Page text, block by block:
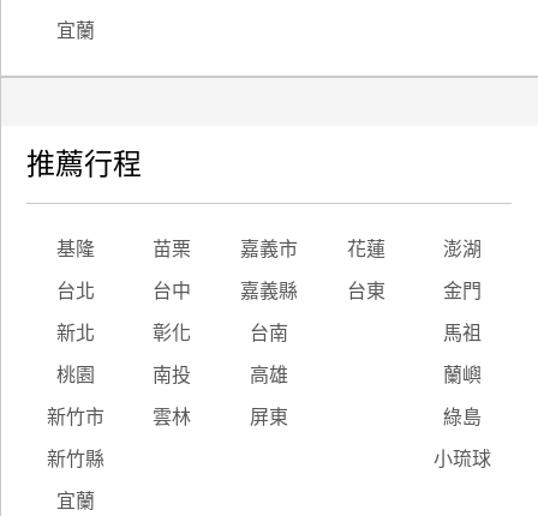
宜蘭
推薦行程
基隆 苗栗 嘉義市 花蓮 澎湖
台北 台中 嘉義縣 台東 金門
新北 彰化 台南 馬祖
桃園 南投 高雄 蘭嶼
新竹市 雲林 屏東 綠島
新竹縣 小琉球
宜蘭